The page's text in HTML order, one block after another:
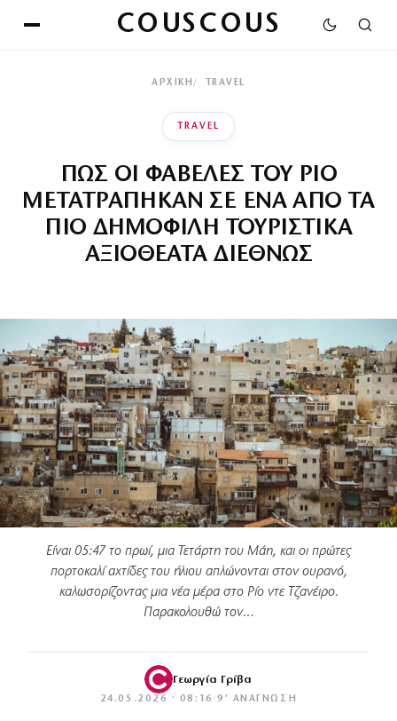
COUSCOUS
ΑΡΧΙΚΉ TRAVEL
TRAVEL
ΠΩΣ ΟΙ ΦΑΒΕΛΕΣ ΤΟΥ ΡΙΟ
ΜΕΤΑΤΡΑΠΗΚΑΝ ΣΕ ΕΝΑ ΑΠΟ ΤΑ
ΠΙΟ ΔΗΜΟΦΙΛΗ ΤΟΥΡΙΣΤΙΚΑ
ΑΞΙΟΘΕΑΤΑ ΔΙΕΘΝΩΣ
Είναι 05:47 το πρωί, μια Τετάρτη του Μάη, και οι πρώτες
πορτοκαλί αχτίδες του ήλιου απλώνονται στον ουρανό,
καλωσορίζοντας μια νέα μέρα στο Ρίο ντε Τζανέιρο.
Παρακολουθώ τον…
Γεωργία Γρίβα
24.05.2026 · 08:16 ·9′ ΑΝΆΓΝΩΣΗ